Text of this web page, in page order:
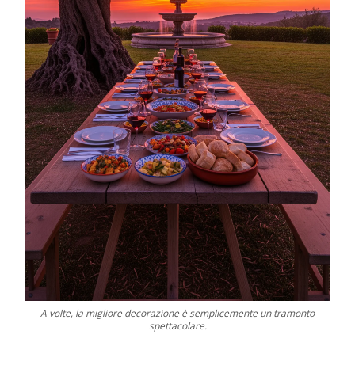
A volte, la migliore decorazione è semplicemente un tramonto
spettacolare.